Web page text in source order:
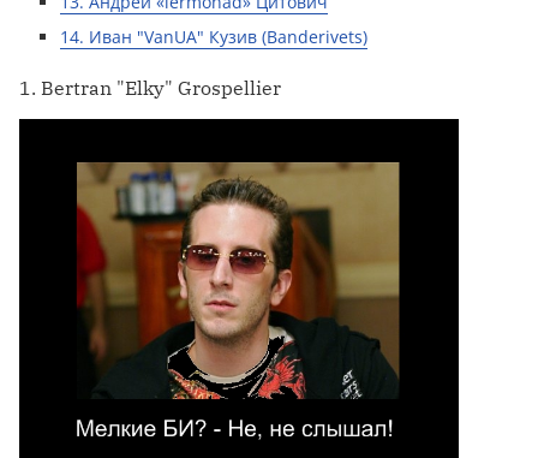
14. Иван "VanUA" Кузив (Banderivets)
1. Bertran "Elky" Grospellier